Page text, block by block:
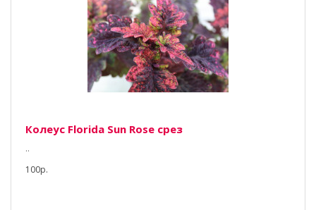
Колеус Florida Sun Rose срез
..
100р.